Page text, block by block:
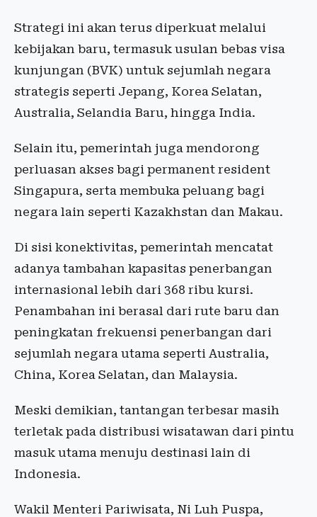
Strategi ini akan terus diperkuat melalui
kebijakan baru, termasuk usulan bebas visa
kunjungan (BVK) untuk sejumlah negara
strategis seperti Jepang, Korea Selatan,
Australia, Selandia Baru, hingga India.
Selain itu, pemerintah juga mendorong
perluasan akses bagi permanent resident
Singapura, serta membuka peluang bagi
negara lain seperti Kazakhstan dan Makau.
Di sisi konektivitas, pemerintah mencatat
adanya tambahan kapasitas penerbangan
internasional lebih dari 368 ribu kursi.
Penambahan ini berasal dari rute baru dan
peningkatan frekuensi penerbangan dari
sejumlah negara utama seperti Australia,
China, Korea Selatan, dan Malaysia.
Meski demikian, tantangan terbesar masih
terletak pada distribusi wisatawan dari pintu
masuk utama menuju destinasi lain di
Indonesia.
Wakil Menteri Pariwisata, Ni Luh Puspa,